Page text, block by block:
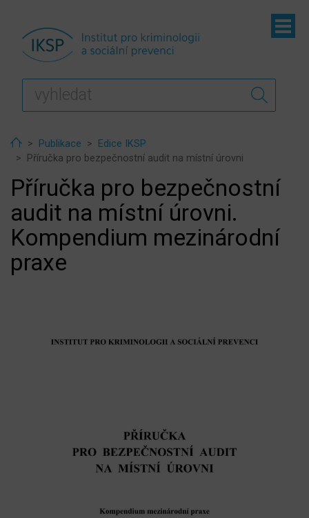
HomePublikace
Edice IKSP
Příručka pro bezpečnostní audit na místní úrovni
Příručka pro bezpečnostní
audit na místní úrovni.
Kompendium mezinárodní
praxe